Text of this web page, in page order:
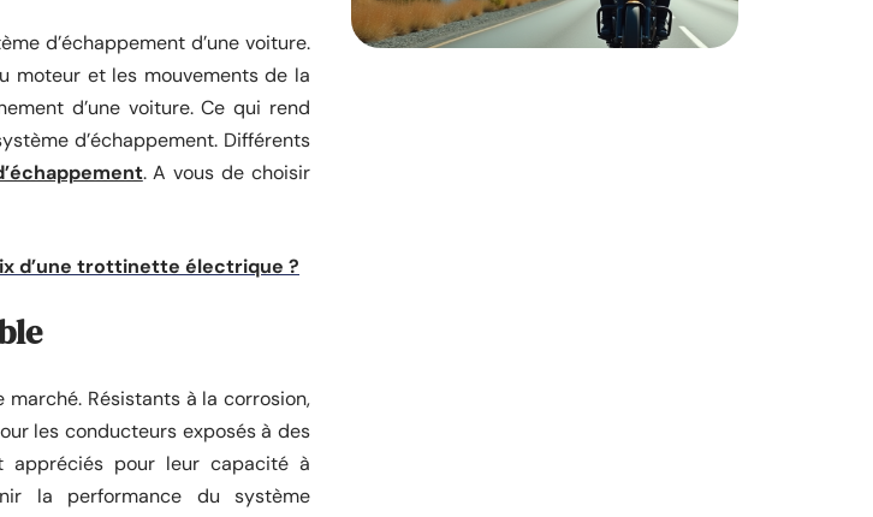
d’échappement d’une voiture.
moteur et les mouvements de la
d’une voiture. Ce qui rend
d’échappement. Différents
. A vous de choisir
d’une trottinette électrique ?
Résistants à la corrosion,
les conducteurs exposés à des
appréciés pour leur capacité à
la performance du système